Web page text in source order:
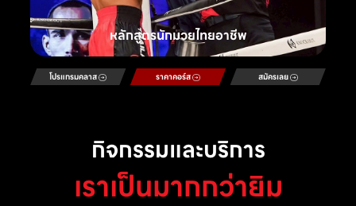
หลักสูตรนักมวยไทยอาชีพ
โปรแกรมคลาส ราคาคอร์ส สมัครเลย
กิจกรรมและบริการ
เราเป็นมากกว่ายิม